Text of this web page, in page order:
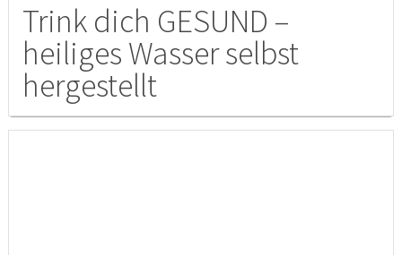
Trink dich GESUND –
heiliges Wasser selbst
hergestellt